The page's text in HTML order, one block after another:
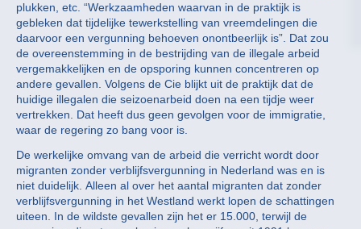
plukken, etc. “Werkzaamheden waarvan in de praktijk is
gebleken dat tijdelijke tewerkstelling van vreemdelingen die
daarvoor een vergunning behoeven onontbeerlijk is”. Dat zou
de overeenstemming in de bestrijding van de illegale arbeid
vergemakkelijken en de opsporing kunnen concentreren op
andere gevallen. Volgens de Cie blijkt uit de praktijk dat de
huidige illegalen die seizoenarbeid doen na een tijdje weer
vertrekken. Dat heeft dus geen gevolgen voor de immigratie,
waar de regering zo bang voor is.
De werkelijke omvang van de arbeid die verricht wordt door
migranten zonder verblijfsvergunning in Nederland was en is
niet duidelijk. Alleen al over het aantal migranten dat zonder
verblijfsvergunning in het Westland werkt lopen de schattingen
uiteen. In de wildste gevallen zijn het er 15.000, terwijl de